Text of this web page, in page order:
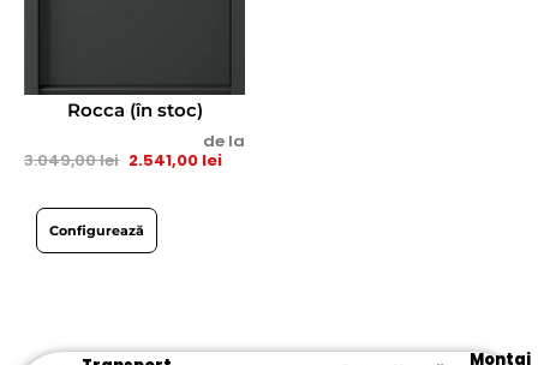
Rocca (în stoc)
de la
3.049,00lei 2.541,00 lei
Configurează
Montaj